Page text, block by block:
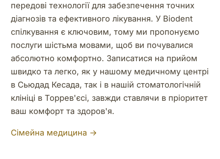
передові технології для забезпечення точних
діагнозів та ефективного лікування. У Biodent
спілкування є ключовим, тому ми пропонуємо
послуги шістьма мовами, щоб ви почувалися
абсолютно комфортно. Записатися на прийом
швидко та легко, як у нашому медичному центрі
в Сьюдад Кесада, так і в нашій стоматологічній
клініці в Торрев'єсі, завжди ставлячи в пріоритет
ваш комфорт та здоров'я.
Сімейна медицина →